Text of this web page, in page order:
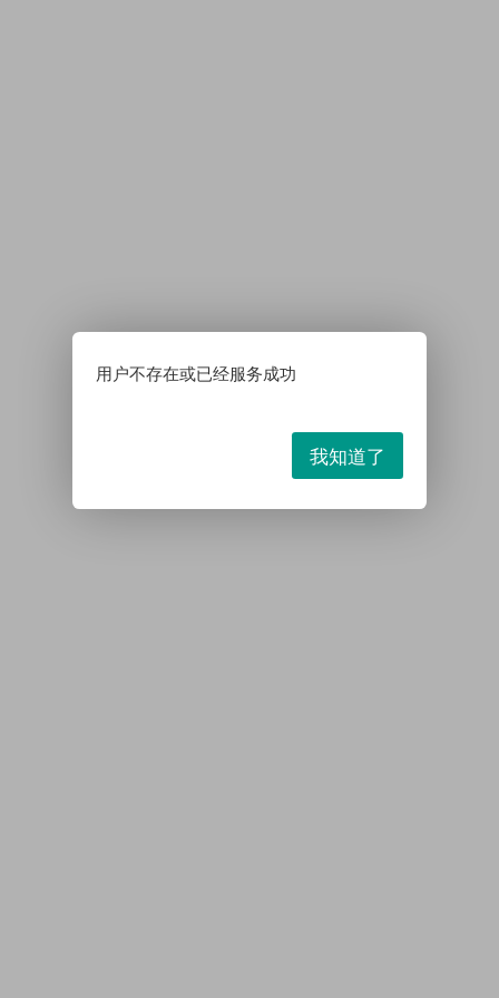
用户不存在或已经服务成功
我知道了